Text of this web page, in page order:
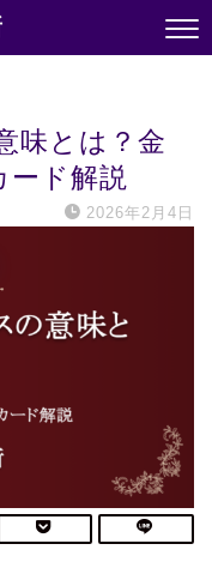
味とは？金
ード解説
2026年2月4日